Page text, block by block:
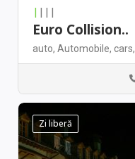
| |||
Euro Collision..
auto, Automobile, cars,
Zi liberă